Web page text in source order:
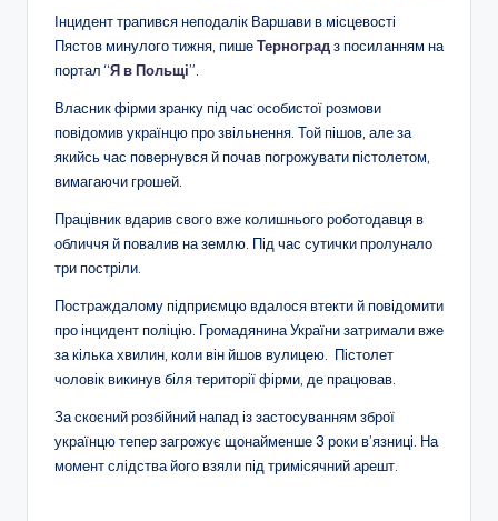
Інцидент трапився неподалік Варшави в місцевості
Пястов минулого тижня, пишеТерноградз посиланням на
портал “Я в Польщі”.
Власник фірми зранку під час особистої розмови
повідомив українцю про звільнення. Той пішов, але за
якийсь час повернувся й почав погрожувати пістолетом,
вимагаючи грошей.
Працівник вдарив свого вже колишнього роботодавця в
обличчя й повалив на землю. Під час сутички пролунало
три постріли.
Постраждалому підприємцю вдалося втекти й повідомити
про інцидент поліцію. Громадянина України затримали вже
за кілька хвилин, коли він йшов вулицею. Пістолет
чоловік викинув біля території фірми, де працював.
За скоєний розбійний напад із застосуванням зброї
українцю тепер загрожує щонайменше 3 роки в’язниці. На
момент слідства його взяли під тримісячний арешт.